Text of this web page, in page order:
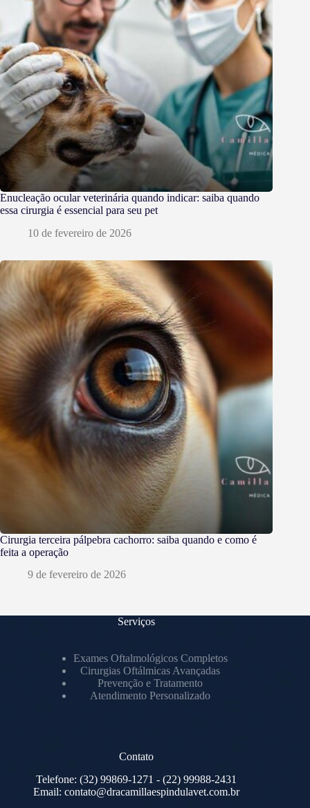
Enucleação ocular veterinária quando indicar: saiba quando
essa cirurgia é essencial para seu pet
10 de fevereiro de 2026
Cirurgia terceira pálpebra cachorro: saiba quando e como é
feita a operação
9 de fevereiro de 2026
Serviços
Exames Oftalmológicos Completos
Cirurgias Oftálmicas Avançadas
Prevenção e Tratamento
Atendimento Personalizado
Contato
Telefone: (32) 99869-1271 - (22) 99988-2431
Email:contato@dracamillaespindulavet.com.br